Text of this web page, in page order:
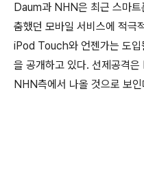
Daum과 NHN은 최근 스마트
춤했던 모바일 서비스에 적극
iPod Touch와 언젠가는 도입
을 공개하고 있다. 선제공격
NHN측에서 나올 것으로 보인